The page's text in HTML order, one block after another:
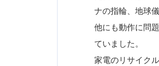
ナの指輪、地球
他にも動作に問
ていました。
家電のリサイク